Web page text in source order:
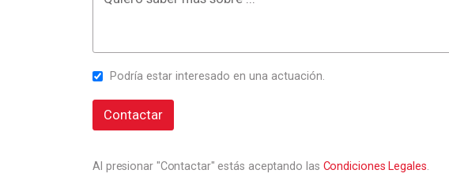
Podría estar interesado en una actuación.
Contactar
Al presionar "Contactar" estás aceptando las Condiciones Legales.